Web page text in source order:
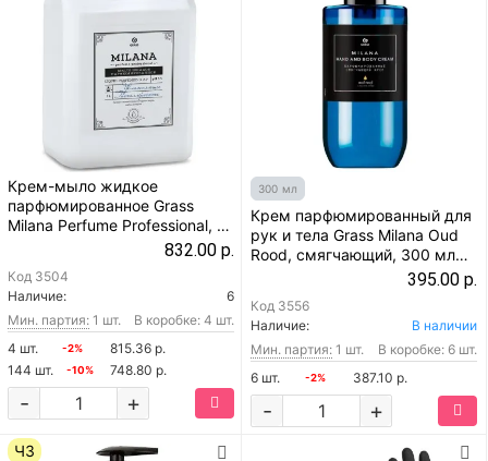
Крем-мыло жидкое
парфюмированное Grass
Milana Perfume Professional, 5
832.00 р.
Код 3504
Наличие:
6
Мин. партия: 1 шт.
В коробке: 4 шт.
4 шт.
-2%
815.36 р.
144 шт.
-10% 748.80 р.
+
-
300 мл
Крем парфюмированный для
рук и тела Grass Milana Oud
Rood, смягчающий, 300 мл
395.00 р.
Код 3556
Наличие:
В наличии
Мин. партия: 1 шт.
В коробке: 6 шт.
6 шт.
-2% 387.10 р.
+
-
ЧЗ